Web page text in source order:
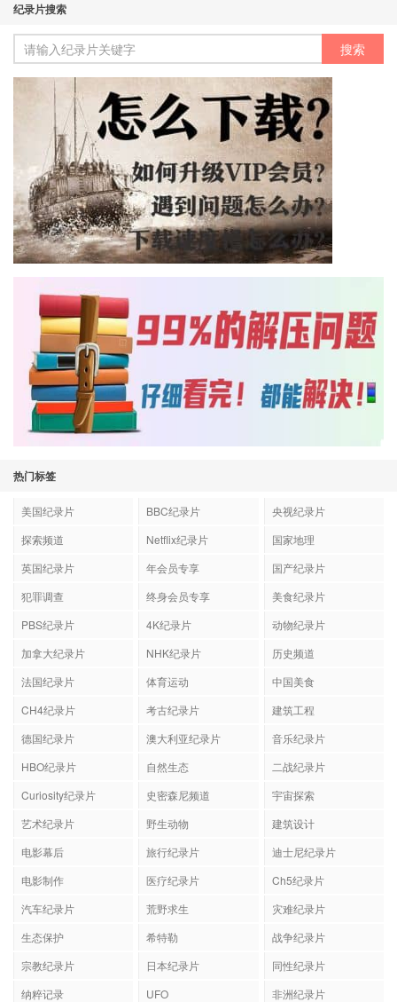
纪录片搜索
热门标签
美国纪录片 BBC纪录片
央视纪录片
探索频道
Netflix纪录片
国家地理
英国纪录片
年会员专享
国产纪录片
犯罪调查
终身会员专享
美食纪录片
PBS纪录片
4K纪录片
动物纪录片
加拿大纪录片
NHK纪录片
历史频道
法国纪录片
体育运动
中国美食
CH4纪录片
考古纪录片
建筑工程
德国纪录片
澳大利亚纪录片
音乐纪录片
HBO纪录片
自然生态
二战纪录片
Curiosity纪录片
史密森尼频道
宇宙探索
艺术纪录片
野生动物
建筑设计
电影幕后
旅行纪录片
迪士尼纪录片
电影制作
医疗纪录片
Ch5纪录片
汽车纪录片
荒野求生
灾难纪录片
生态保护
希特勒
战争纪录片
宗教纪录片
日本纪录片
同性纪录片
纳粹记录
UFO
非洲纪录片